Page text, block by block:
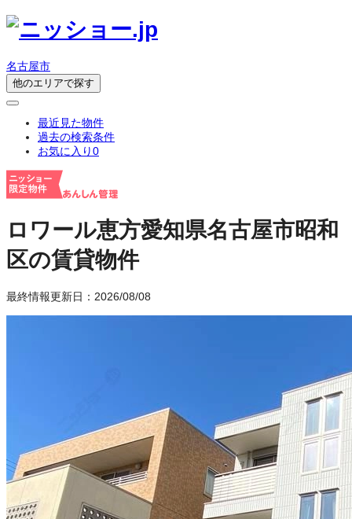
名古屋市
他のエリアで探す
最近見た物件
過去の検索条件
お気に入り0
ロワール恵方愛知県名古屋市昭和
区の賃貸物件
最終情報更新日：2026/08/08